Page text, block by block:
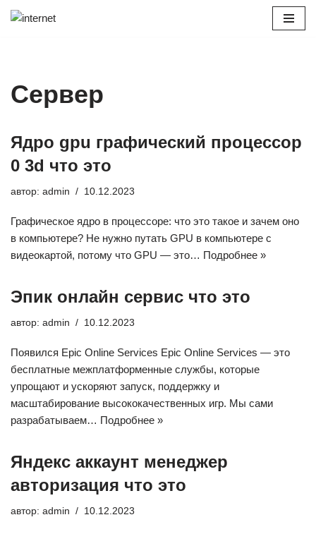
Сервер
Ядро gpu графический процессор
0 3d что это
автор: admin 10.12.2023
Графическое ядро в процессоре: что это такое и зачем оно
в компьютере? Не нужно путать GPU в компьютере с
видеокартой, потому что GPU — это… Подробнее »
Эпик онлайн сервис что это
автор: admin 10.12.2023
Появился Epic Online Services Epic Online Services — это
бесплатные межплатформенные службы, которые
упрощают и ускоряют запуск, поддержку и
масштабирование высококачественных игр. Мы сами
разрабатываем… Подробнее »
Яндекс аккаунт менеджер
авторизация что это
автор: admin 10.12.2023